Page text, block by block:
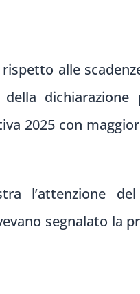
alle
2025 con
l’attenzione
segnalato la